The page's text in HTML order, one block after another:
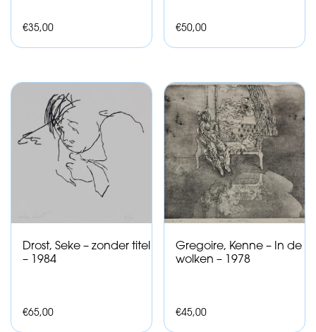
€35,00 €50,00
Drost, Seke – zonder titel
– 1984
€65,00
Gregoire, Kenne – In de
wolken – 1978
€45,00